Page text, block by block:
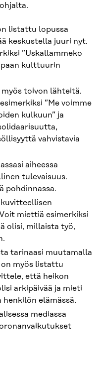
listattu lopussa
keskustella juuri nyt.
”Uskallammeko
kulttuurin
toivon lähteitä.
”Me voimme
kulkuun” ja
vahvistavia
aiheessa
tulevaisuus.
pohdinnassa.
kuvitteellisen
miettiä esimerkiksi
olisi, millaista työ,
tarinaasi muutamalla
myös listattu
että heikon
arkipäivää ja mieti
elämässä.
mediassa